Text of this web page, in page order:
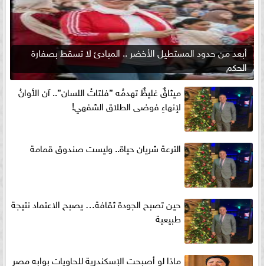
أبعد من حدود المستطيل الأخضر .. المبادئ لا تسقط بصفارة
الحكم
ميثاقٌ غليظٌ تهدمُه ”فلتاتُ اللسان”.. آن الأوانُ
لإنهاءِ فوضى الطلاق الشفهي!
الترعة شريان حياة.. وليست صندوق قمامة
حين تصبح الجودة ثقافة… يصبح الاعتماد نتيجة
طبيعية
ماذا لو أصبحت الإسكندرية للحاويات بوابه مصر